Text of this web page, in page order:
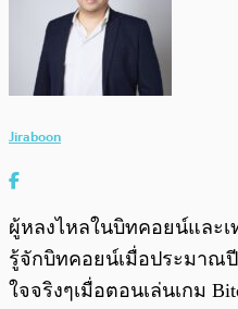
Jiraboon
ผู้หลงไหลในบิทคอยน์และเ
รู้จักบิทคอยน์เมื่อประมาณ
ใจจริงๆเมื่อตอนเล่นเกม